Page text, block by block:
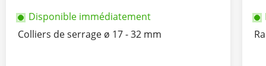
Disponible immédiatement
Colliers de serrage ø 17 - 32 mm